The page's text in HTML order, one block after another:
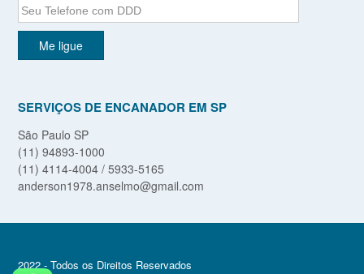
SERVIÇOS DE ENCANADOR EM SP
São Paulo SP
(11) 94893-1000
(11) 4114-4004 / 5933-5165
anderson1978.anselmo@gmail.com
2022 - Todos os Direitos Reservados